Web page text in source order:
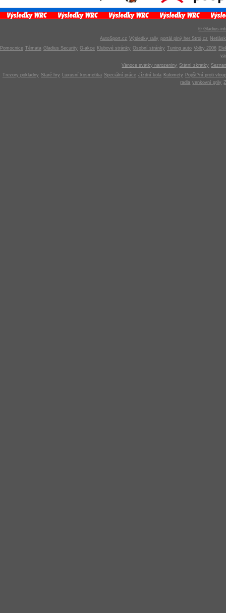
© Gladius-
AutoSport.cz Výsledky rally portál plný her Stroj.cz
Pomocnice Témata Gladius Security G-akce Klubové stránky Osobní stránky Tuning auto Volby 2006
Vánoce svátky narozeniny Státní zkratky
Trezory pokladny Staré hry Luxusní kosmetika Speciální práce Jízdní kola Kulomety
Pojišt?ní proti
radla venkovní grily